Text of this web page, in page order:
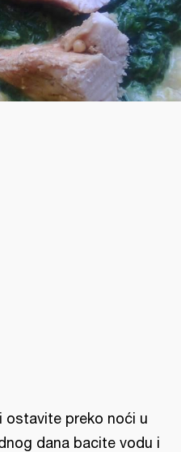
ostavite preko noći u
dana bacite vodu i